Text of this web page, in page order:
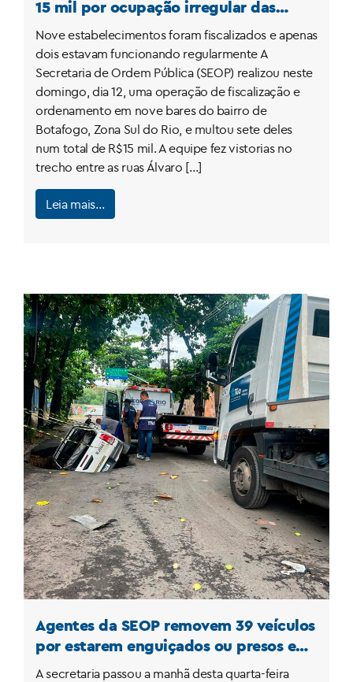
15 mil por ocupação irregular das
calçadas em Botafogo
Nove estabelecimentos foram fiscalizados e apenas
dois estavam funcionando regularmente A
Secretaria de Ordem Pública (SEOP) realizou neste
domingo, dia 12, uma operação de fiscalização e
ordenamento em nove bares do bairro de
Botafogo, Zona Sul do Rio, e multou sete deles
num total de R$15 mil. A equipe fez vistorias no
trecho entre as ruas Álvaro […]
Leia mais…
Agentes da SEOP removem 39 veículos
por estarem enguiçados ou presos em
buracos nas ruas do Rio
A secretaria passou a manhã desta quarta-feira